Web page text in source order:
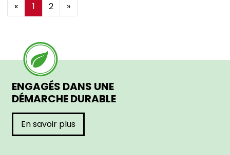
« 1 2 »
ENGAGÉS DANS UNE
DÉMARCHE DURABLE
En savoir plus